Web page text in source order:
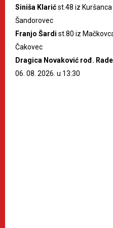
Siniša Klarićst.48 iz
Šandorovec
Franjo Šardi st.80 iz
Čakovec
Dragica Novaković rođ.
06. 08. 2026. u 13:30